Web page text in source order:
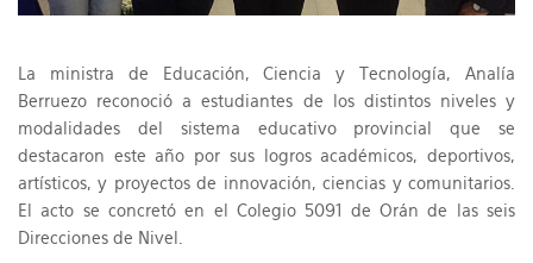
La ministra de Educación, Ciencia y Tecnología, Analía
Berruezo reconoció a estudiantes de los distintos niveles y
modalidades del sistema educativo provincial que se
destacaron este año por sus logros académicos, deportivos,
artísticos, y proyectos de innovación, ciencias y comunitarios.
El acto se concretó en el Colegio 5091 de Orán de las seis
Direcciones de Nivel.